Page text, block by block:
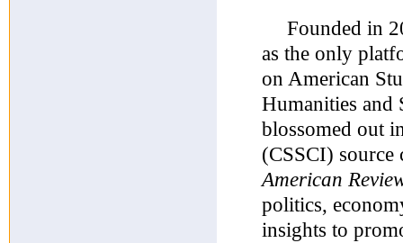
Founded in
as the only
on American
Humanities and
blossomed out
(CSSCI) source
American
politics,
insights to